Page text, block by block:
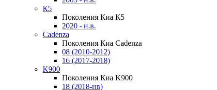
К5
Поколения Киа К5
2020 - н.в.
Cadenza
Поколения Киа Cadenza
08 (2010-2012)
16 (2017-2018)
K900
Поколения Киа K900
18 (2018-нв)